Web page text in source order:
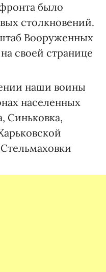
было
столкновений.
Вооруженных
на своей странице
наши воины
населенных
Синьковка,